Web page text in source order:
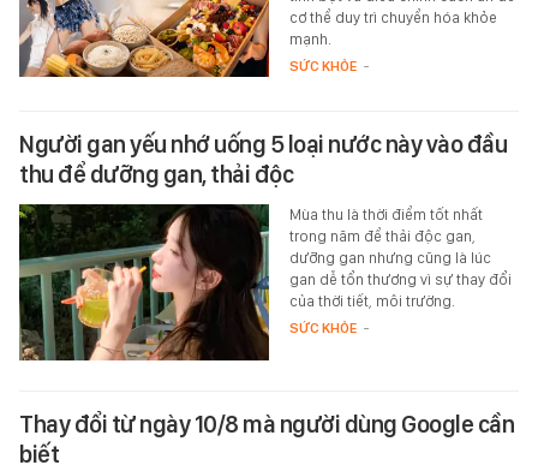
cơ thể duy trì chuyển hóa khỏe
mạnh.
SỨC KHỎE -
Người gan yếu nhớ uống 5 loại nước này vào đầu
thu để dưỡng gan, thải độc
Mùa thu là thời điểm tốt nhất
trong năm để thải độc gan,
dưỡng gan nhưng cũng là lúc
gan dễ tổn thương vì sự thay đổi
của thời tiết, môi trường.
SỨC KHỎE -
Thay đổi từ ngày 10/8 mà người dùng Google cần
biết